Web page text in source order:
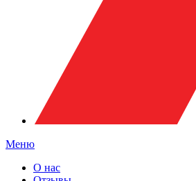
Меню
О нас